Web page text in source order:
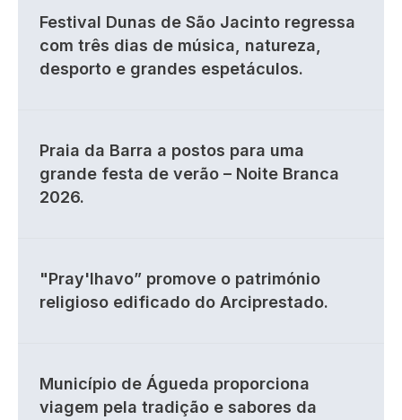
Festival Dunas de São Jacinto regressa
com três dias de música, natureza,
desporto e grandes espetáculos.
Praia da Barra a postos para uma
grande festa de verão – Noite Branca
2026.
"Pray'lhavo” promove o património
religioso edificado do Arciprestado.
Município de Águeda proporciona
viagem pela tradição e sabores da